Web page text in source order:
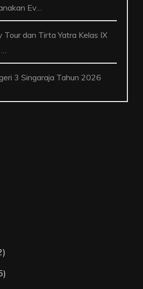
Ev…
Tour dan Tirta Yatra Kelas IX
3 Singaraja Tahun 2026